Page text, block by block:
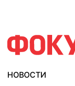
НОВОСТИ